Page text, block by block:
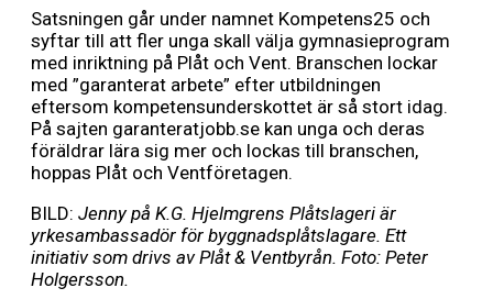
Satsningen går under namnet Kompetens25 och
syftar till att fler unga skall välja gymnasieprogram
med inriktning på Plåt och Vent. Branschen lockar
med ”garanterat arbete” efter utbildningen
eftersom kompetensunderskottet är så stort idag.
På sajten garanteratjobb.se kan unga och deras
föräldrar lära sig mer och lockas till branschen,
hoppas Plåt och Ventföretagen.
BILD: Jenny på K.G. Hjelmgrens Plåtslageri är
yrkesambassadör för byggnadsplåtslagare. Ett
initiativ som drivs av Plåt & Ventbyrån. Foto: Peter
Holgersson.